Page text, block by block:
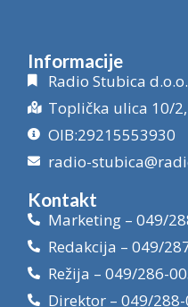
Informacije
Radio Stubica d.o.o.
Toplička ulica 10/
OIB:29215553930
radio-
Kontakt
Marketing – 049/
Redakcija – 049/
Režija – 049/286-
Direktor – 049/288-